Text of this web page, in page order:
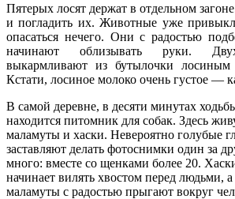
Пятерых лосят держат в отдельном
и погладить их. Животные уже
опасаться нечего. Они с радостью
начинают облизывать руки.
выкармливают из бутылочки
Кстати, лосиное молоко очень густое —
В самой деревне, в десяти минутах
находится питомник для собак. Здесь
маламуты и хаски. Невероятно голубые
заставляют делать фотоснимки один за
много: вместе со щенками более 20.
начинает вилять хвостом перед людьми, а
маламуты с радостью прыгают вокруг